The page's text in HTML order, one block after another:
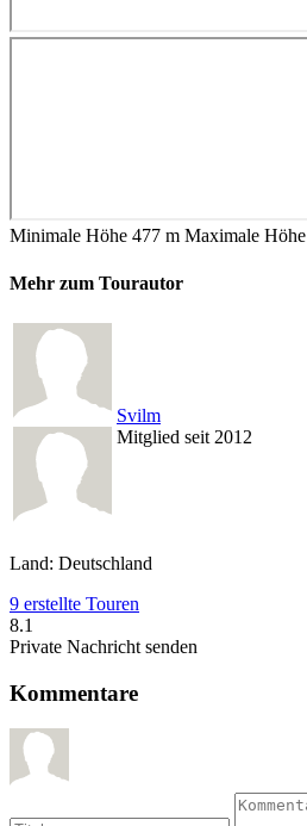
Minimale Höhe 477 m Maximale Höhe
Mehr zum Tourautor
Svilm
Mitglied seit 2012
Land: Deutschland
9 erstellte Touren
8.1
Private Nachricht senden
Kommentare